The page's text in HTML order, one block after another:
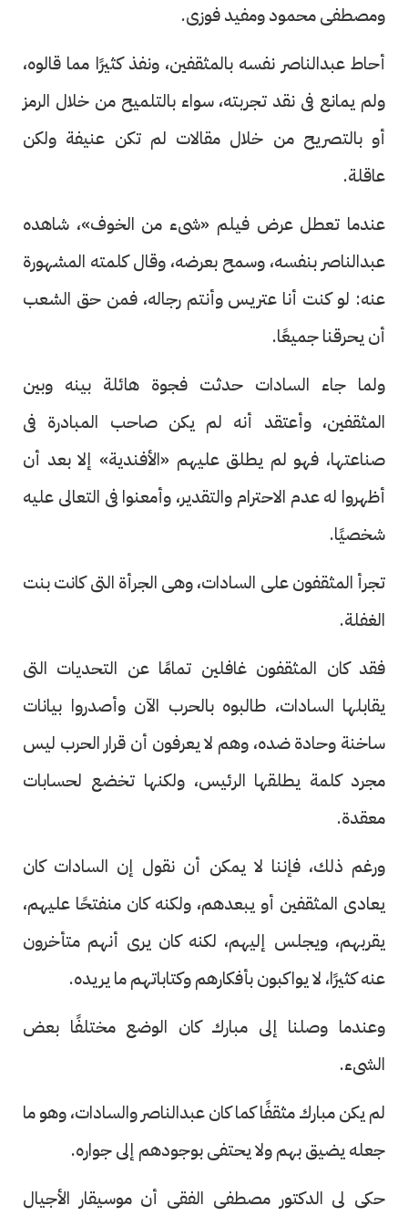
ومصطفى محمود ومفيد فوزى.
أحاط عبدالناصر نفسه بالمثقفين، ونفذ كثيرًا مما قالوه،
ولم يمانع فى نقد تجربته، سواء بالتلميح من خلال الرمز
أو بالتصريح من خلال مقالات لم تكن عنيفة ولكن
عاقلة.
عندما تعطل عرض فيلم «شىء من الخوف»، شاهده
عبدالناصر بنفسه، وسمح بعرضه، وقال كلمته المشهورة
عنه: لو كنت أنا عتريس وأنتم رجاله، فمن حق الشعب
أن يحرقنا جميعًا.
ولما جاء السادات حدثت فجوة هائلة بينه وبين
المثقفين، وأعتقد أنه لم يكن صاحب المبادرة فى
صناعتها، فهو لم يطلق عليهم «الأفندية» إلا بعد أن
أظهروا له عدم الاحترام والتقدير، وأمعنوا فى التعالى عليه
شخصيًا.
تجرأ المثقفون على السادات، وهى الجرأة التى كانت بنت
الغفلة.
فقد كان المثقفون غافلين تمامًا عن التحديات التى
يقابلها السادات، طالبوه بالحرب الآن وأصدروا بيانات
ساخنة وحادة ضده، وهم لا يعرفون أن قرار الحرب ليس
مجرد كلمة يطلقها الرئيس، ولكنها تخضع لحسابات
معقدة.
ورغم ذلك، فإننا لا يمكن أن نقول إن السادات كان
يعادى المثقفين أو يبعدهم، ولكنه كان منفتحًا عليهم،
يقربهم، ويجلس إليهم، لكنه كان يرى أنهم متأخرون
عنه كثيرًا، لا يواكبون بأفكارهم وكتاباتهم ما يريده.
وعندما وصلنا إلى مبارك كان الوضع مختلفًا بعض
الشىء.
لم يكن مبارك مثقفًا كما كان عبدالناصر والسادات، وهو ما
جعله يضيق بهم ولا يحتفى بوجودهم إلى جواره.
حكى لى الدكتور مصطفى الفقى أن موسيقار الأجيال